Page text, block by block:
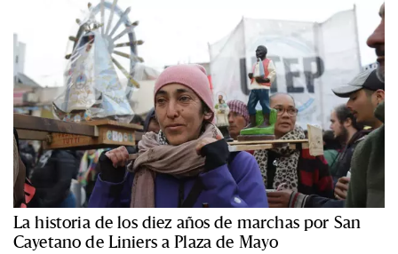
La historia de los diez años de marchas por San
Cayetano de Liniers a Plaza de Mayo